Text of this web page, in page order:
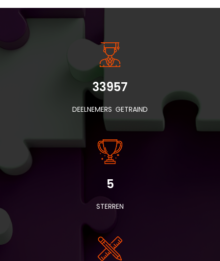
INSIDE INFORMATIE
33957
DEELNEMERS GETRAIND
5
STERREN